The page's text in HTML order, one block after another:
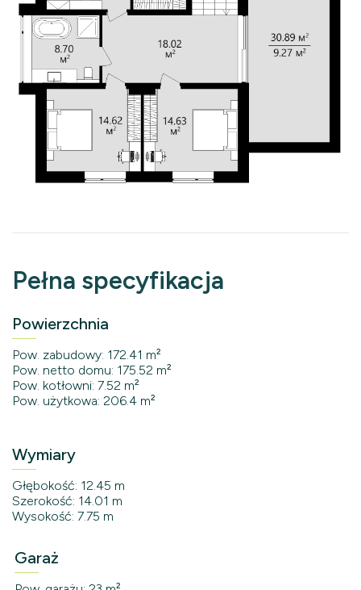
Pełna specyfikacja
Powierzchnia
Pow. zabudowy: 172.41 m²
Pow. netto domu: 175.52 m²
Pow. kotłowni: 7.52 m²
Pow. użytkowa: 206.4 m²
Wymiary
Głębokość: 12.45 m
Szerokość: 14.01 m
Wysokość: 7.75 m
Garaż